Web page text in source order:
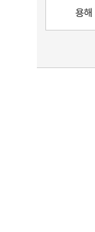
0
가전하우징
용해